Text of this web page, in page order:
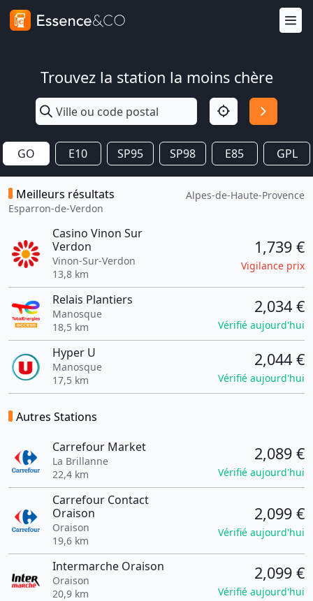
Trouvez la station la moins chère
GO E10 SP95 SP98 E85 GPL
Meilleurs résultats
Esparron-de-Verdon
Alpes-de-Haute-Provence
Casino Vinon Sur
Verdon
Vinon-Sur-Verdon
13,8 km
1,739 €
Vigilance prix
Relais Plantiers
Manosque
18,5 km
2,034 €
Vérifié aujourd'hui
Hyper U
Manosque
17,5 km
2,044 €
Vérifié aujourd'hui
Autres Stations
Carrefour Market
La Brillanne
22,4 km
2,089 €
Vérifié aujourd'hui
Carrefour Contact
Oraison
Oraison
19,6 km
2,099 €
Vérifié aujourd'hui
Intermarche Oraison
Oraison
20,9 km
2,099 €
Vérifié aujourd'hui